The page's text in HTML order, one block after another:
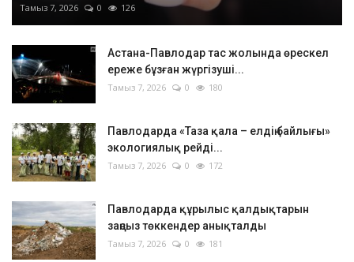
Тамыз 7, 2026 0 126
Астана-Павлодар тас жолында өрескел
ереже бұзған жүргізуші...
Тамыз 7, 2026 0 180
Павлодарда «Таза қала – елдің байлығы»
экологиялық рейді...
Тамыз 7, 2026 0 172
Павлодарда құрылыс қалдықтарын
заңсыз төккендер анықталды
Тамыз 7, 2026 0 181